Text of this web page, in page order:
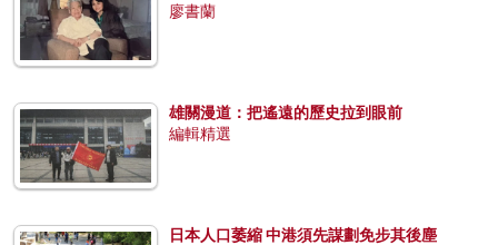
廖書蘭
雄關漫道：把遙遠的歷史拉到眼前
編輯精選
日本人口萎縮 中港須先謀劃免步其後塵